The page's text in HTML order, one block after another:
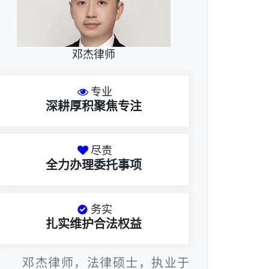
邓杰律师
专业
深耕厚积聚焦专注
尽责
全力办理委托事项
务实
扎实维护合法权益
邓杰律师，法律硕士，执业于